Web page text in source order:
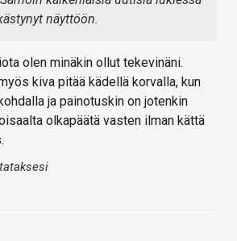
näyttöön.
olen minäkin ollut tekevinäni.
kiva pitää kädellä korvalla, kun
ja painotuskin on jotenkin
olkapäätä vasten ilman kättä